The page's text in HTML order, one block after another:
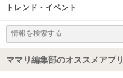
トレンド・イベント
ママリ編集部のオススメアプリ